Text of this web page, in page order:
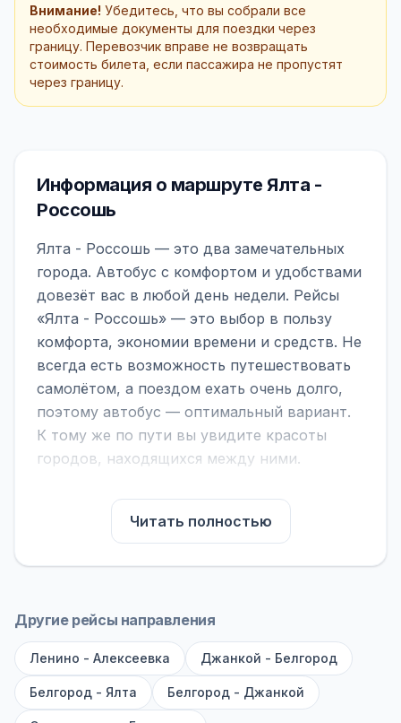
Внимание! Убедитесь, что вы собрали все
необходимые документы для поездки через
границу. Перевозчик вправе не возвращать
стоимость билета, если пассажира не пропустят
через границу.
Информация о маршруте Ялта -
Россошь
Ялта - Россошь — это два замечательных
города. Автобус с комфортом и удобствами
довезёт вас в любой день недели. Рейсы
«Ялта - Россошь» — это выбор в пользу
комфорта, экономии времени и средств. Не
всегда есть возможность путешествовать
самолётом, а поездом ехать очень долго,
поэтому автобус — оптимальный вариант.
К тому же по пути вы увидите красоты
городов, находящихся между ними.
На нашем сайте вы можете найти
расписание автобусов Ялта - Россошь,
сравнить рейсы и выбрать подходящий.
Если важна скорость — обратите внимание
комфорт — выбирайте большие автобусы
дорога ощущается меньше.
По маршруту предусмотрены остановки:
Читать полностью
Другие рейсы направления
Ленино - Алексеевка Джанкой - Белгород
Белгород - Ялта Белгород - Джанкой